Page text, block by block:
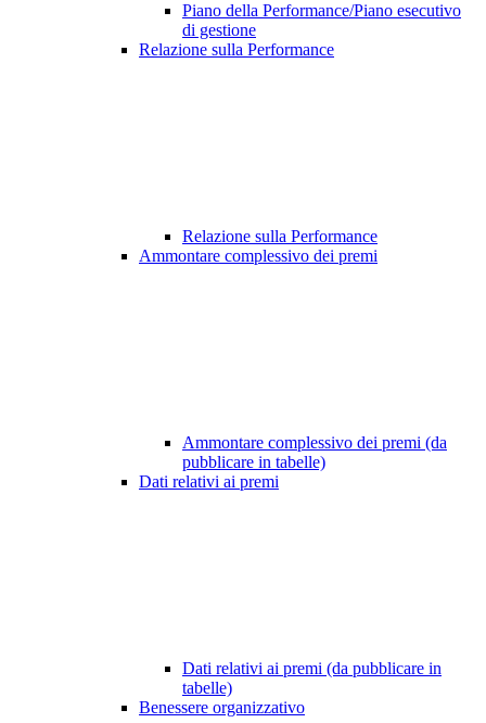
Piano della Performance/Piano esecutivo
di gestione
Relazione sulla Performance
Relazione sulla Performance
Ammontare complessivo dei premi
Ammontare complessivo dei premi (da
pubblicare in tabelle)
Dati relativi ai premi
Dati relativi ai premi (da pubblicare in
tabelle)
Benessere organizzativo